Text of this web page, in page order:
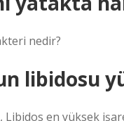
nedir?
libidosu
en yüksek